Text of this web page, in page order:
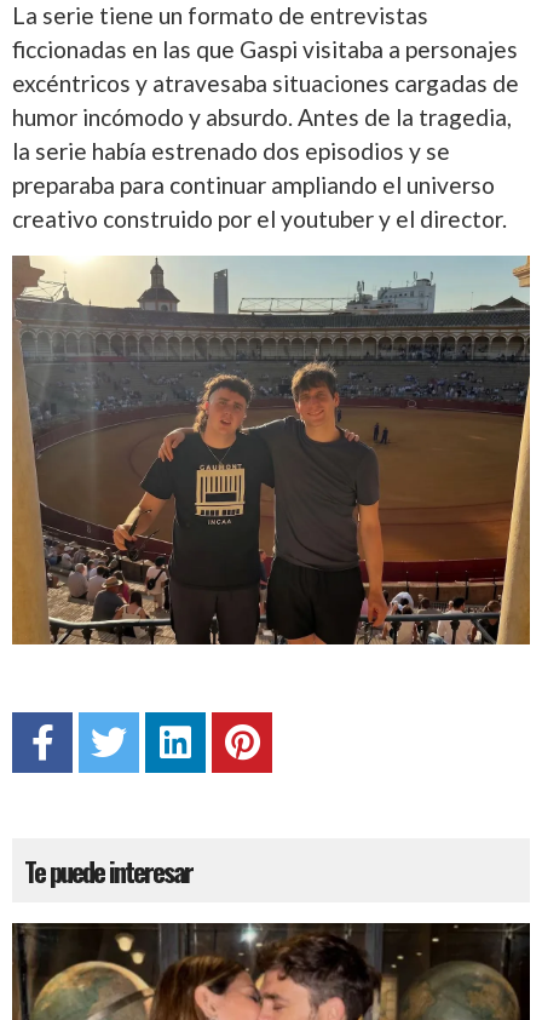
La serie tiene un formato de entrevistas
ficcionadas en las que Gaspi visitaba a personajes
excéntricos y atravesaba situaciones cargadas de
humor incómodo y absurdo. Antes de la tragedia,
la serie había estrenado dos episodios y se
preparaba para continuar ampliando el universo
creativo construido por el youtuber y el director.
Te puede interesar